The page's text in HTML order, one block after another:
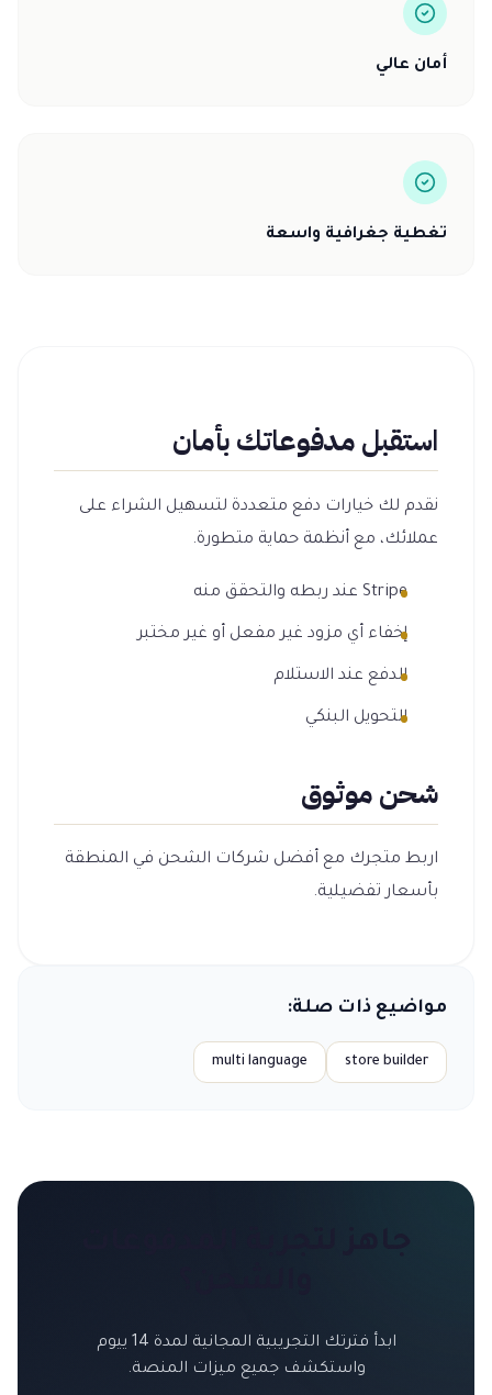
أمان عالي
تغطية جغرافية واسعة
استقبل مدفوعاتك بأمان
نقدم لك خيارات دفع متعددة لتسهيل الشراء على
عملائك، مع أنظمة حماية متطورة.
Stripe عند ربطه والتحقق منه
إخفاء أي مزود غير مفعل أو غير مختبر
الدفع عند الاستلام
التحويل البنكي
شحن موثوق
اربط متجرك مع أفضل شركات الشحن في المنطقة
بأسعار تفضيلية.
مواضيع ذات صلة:
store builder
multi language
ابدأ فترتك التجريبية المجانية لمدة 14 ييوم
واستكشف جميع ميزات المنصة.